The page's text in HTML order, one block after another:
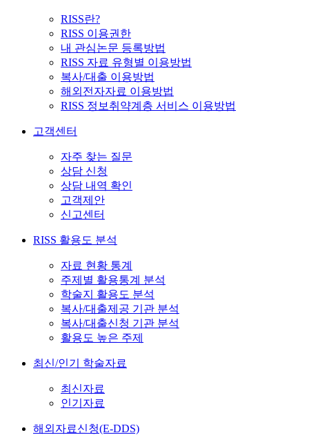
RISS란?
RISS 이용권한
내 관심논문 등록방법
RISS 자료 유형별 이용방법
복사/대출 이용방법
해외전자자료 이용방법
RISS 정보취약계층 서비스 이용방법
고객센터
자주 찾는 질문
상담 신청
상담 내역 확인
고객제안
신고센터
RISS 활용도 분석
자료 현황 통계
주제별 활용통계 분석
학술지 활용도 분석
복사/대출제공 기관 분석
복사/대출신청 기관 분석
활용도 높은 주제
최신/인기 학술자료
최신자료
인기자료
해외자료신청(E-DDS)